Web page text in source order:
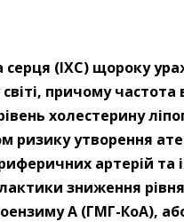
серця (ІХС) щороку
причому
холестерину
ризику утворення
артерій та
зниження
А (ГМГ-КоА),